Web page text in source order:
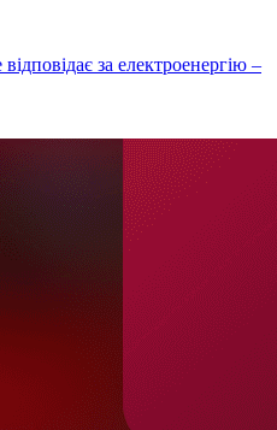
за електроенергію –